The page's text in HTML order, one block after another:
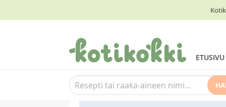
ETUSIVU
Suosittelemme myös